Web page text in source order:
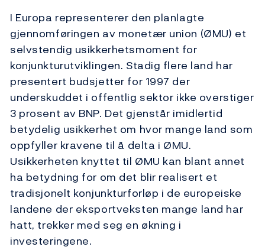
I Europa representerer den planlagte
gjennomføringen av monetær union (ØMU) et
selvstendig usikkerhetsmoment for
konjunkturutviklingen. Stadig flere land har
presentert budsjetter for 1997 der
underskuddet i offentlig sektor ikke overstiger
3 prosent av BNP. Det gjenstår imidlertid
betydelig usikkerhet om hvor mange land som
oppfyller kravene til å delta i ØMU.
Usikkerheten knyttet til ØMU kan blant annet
ha betydning for om det blir realisert et
tradisjonelt konjunkturforløp i de europeiske
landene der eksportveksten mange land har
hatt, trekker med seg en økning i
investeringene.